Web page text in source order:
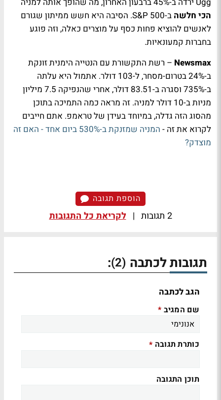
הכי חלשה
ב-S&P 500. הסיבה היא חשש ממיתון שגורם
לאנשים להוציא פחות כסף על מוצרים כאלה, וזה פוגע
בחברות קמעונאיות.
Newsmax – רשת התקשורת עם הנטייה הימנית זונקת
ב-24% בטרום-מסחר, ל-103 דולר. אתמול היא עלתה
ב-735% וסגרה ב-83.51 דולר, אחרי שהנפיקה 7.5 מיליון
מניות ב-10 דולר למניה. זה מראה כמה התמיכה בתוכן
מהסוג הזה גדלה, במיוחד בעידן של טראמפ. אתם חייבים
לקרוא את זה -
המניה שמזנקת ב-530% ביום אחד - האם זה
מוצדק?
הוספת תגובה
2 תגובות | לקריאת כל התגובות
תגובות לכתבה (2)
:
הגב לכתבה
שם המגיב *
כותרת תגובה *
תוכן התגובה